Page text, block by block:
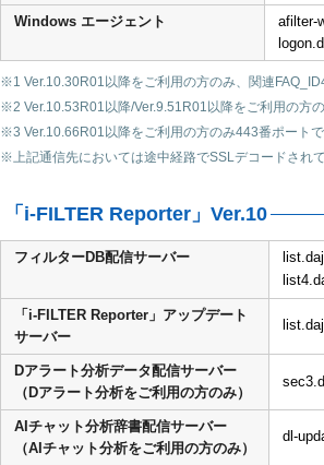
Windows エージェント
afilter-
※1 Ver.10.30R01以降をご利用の方のみ、関連
※2 Ver.10.53R01以降/Ver.9.51R01以降をご利用の方
※3 Ver.10.66R01以降をご利用の方のみ443番ポート
※上記通信先においては途中経路でSSLデコードされ
「i-FILTER Reporter」Ver.10
フィルターDB配信サーバー
「i-FILTER Reporter」アップデート
サーバー
Dアラート分析データ配信サーバー
（Dアラート分析をご利用の方のみ）
AIチャット分析辞書配信サーバー
（AIチャット分析をご利用の方のみ）
dl-